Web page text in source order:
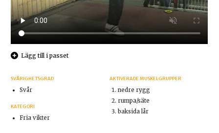
Lägg till i passet
SVÅRIGHETSGRAD
Svår
KATEGORI
Fria vikter
AKTIVERADE MUSKELGRUPPER
nedre rygg
rumpa/säte
baksida lår